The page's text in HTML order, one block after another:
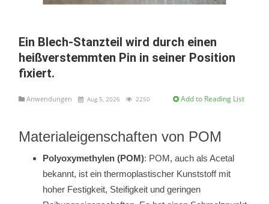
Ein Blech-Stanzteil wird durch einen
heißverstemmten Pin in seiner Position
fixiert.
Anwendungen Aug 5, 2026 2250 Add to Reading List
Materialeigenschaften von POM
Polyoxymethylen (POM): POM, auch als Acetal
bekannt, ist ein thermoplastischer Kunststoff mit
hoher Festigkeit, Steifigkeit und geringen